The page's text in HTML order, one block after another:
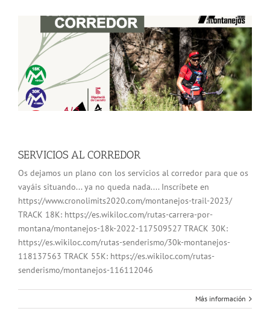
SERVICIOS AL CORREDOR
Os dejamos un plano con los servicios al corredor para que os
vayáis situando... ya no queda nada.... Inscríbete en
https://www.cronolimits2020.com/montanejos-trail-2023/
TRACK 18K: https://es.wikiloc.com/rutas-carrera-por-
montana/montanejos-18k-2022-117509527 TRACK 30K:
https://es.wikiloc.com/rutas-senderismo/30k-montanejos-
118137563 TRACK 55K: https://es.wikiloc.com/rutas-
senderismo/montanejos-116112046
Más información